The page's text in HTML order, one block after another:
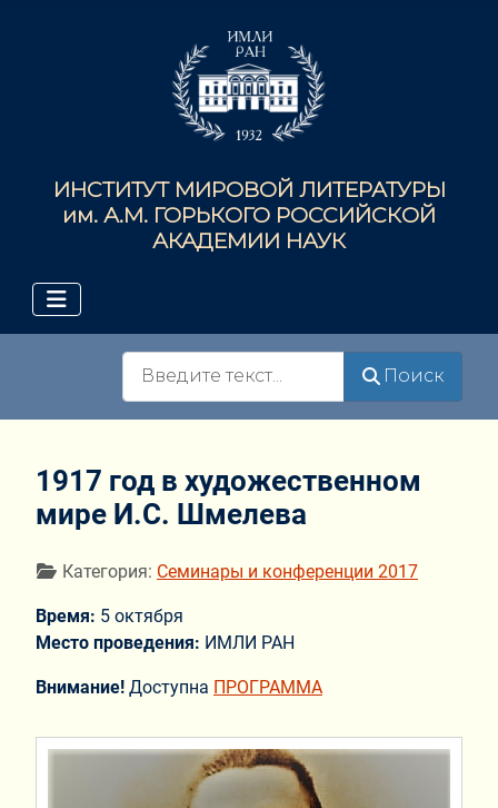
ИНСТИТУТ МИРОВОЙ ЛИТЕРАТУРЫ
им. А.М. ГОРЬКОГО РОССИЙСКОЙ
АКАДЕМИИ НАУК
Поиск
1917 год в художественном
мире И.С. Шмелева
Информация о материале
Категория: Семинары и конференции 2017
Время: 5 октября
Место проведения: ИМЛИ РАН
Внимание! Доступна ПРОГРАММА